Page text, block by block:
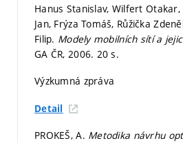
Hanus Stanislav, Wilfert
Jan, Frýza Tomáš, Růžička
Filip. Modely mobilních sítí a
GA ČR, 2006. 20 s.
Výzkumná zpráva
Detail
PROKEŠ, A. Metodika návrhu